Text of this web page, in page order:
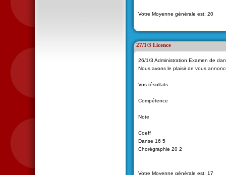
Votre Moyenne générale est: 20
27/1/3 Licence
26/1/3 Administration Examen de
Nous avons le plaisir de vous
Vos résultats
Compétence
Note
Coeff
Danse 16 5
Chorégraphie 20 2
Votre Moyenne générale est: 17